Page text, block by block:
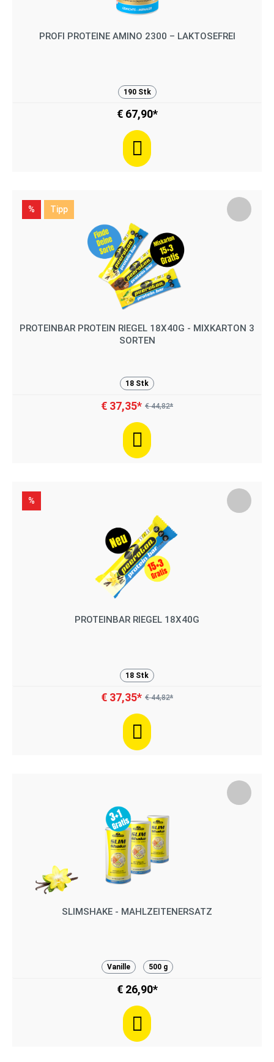
PROFI PROTEINE AMINO 2300 – LAKTOSEFREI
190 Stk
€ 67,90*
% Tipp
PROTEINBAR PROTEIN RIEGEL 18X40G - MIXKARTON 3
SORTEN
18 Stk
€ 37,35* € 44,82*
%
PROTEINBAR RIEGEL 18X40G
18 Stk
€ 37,35* € 44,82*
SLIMSHAKE - MAHLZEITENERSATZ
Vanille 500 g
€ 26,90*